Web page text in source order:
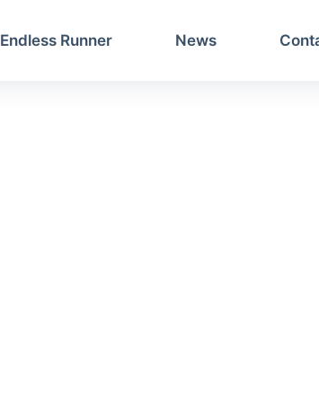
Endless Runner News